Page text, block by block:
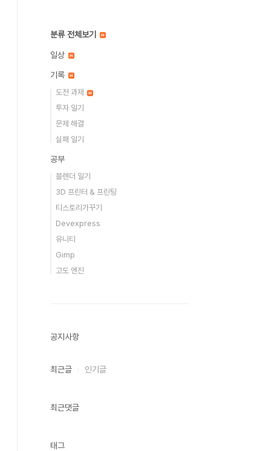
분류 전체보기
일상
기록
도전 과제
투자 일기
문제 해결
실패 일기
공부
블렌더 일기
3D 프린터 & 프린팅
티스토리가꾸기
Devexpress
유니티
Gimp
고도 엔진
공지사항
최근글 인기글
최근댓글
태그